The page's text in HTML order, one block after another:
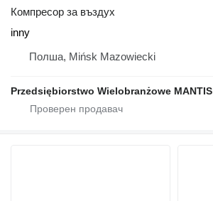
Компресор за въздух
inny
Полша, Mińsk Mazowiecki
Przedsiębiorstwo Wielobranżowe MANTIS